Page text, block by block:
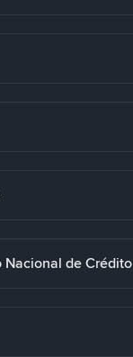
Nacional de Crédito